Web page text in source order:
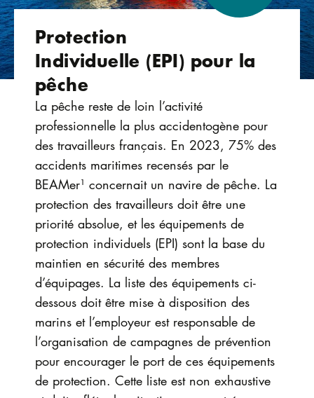
Protection
Individuelle (EPI) pour la
pêche
La pêche reste de loin l’activité
professionnelle la plus accidentogène pour
des travailleurs français. En 2023, 75% des
accidents maritimes recensés par le
BEAMer¹ concernait un navire de pêche. La
protection des travailleurs doit être une
priorité absolue, et les équipements de
protection individuels (EPI) sont la base du
maintien en sécurité des membres
d’équipages. La liste des équipements ci-
dessous doit être mise à disposition des
marins et l’employeur est responsable de
l’organisation de campagnes de prévention
pour encourager le port de ces équipements
de protection. Cette liste est non exhaustive